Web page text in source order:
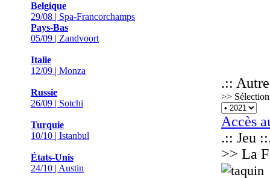
Belgique
29/08 | Spa-Francorchamps
Pays-Bas
05/09 | Zandvoort
Italie
12/09 | Monza
Russie
26/09 | Sotchi
Turquie
10/10 | Istanbul
États-Unis
24/10 | Austin
.::
>>
Accès
.:: Jeu
>> La